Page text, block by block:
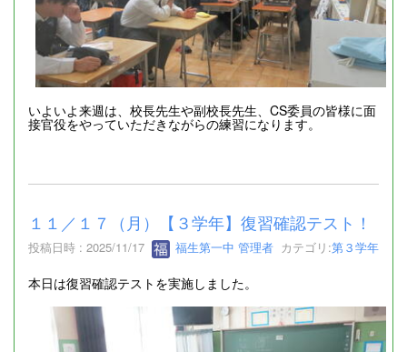
いよいよ来週は、校長先生や副校長先生、CS委員の皆様に面
接官役をやっていただきながらの練習になります。
１１／１７（月）【３学年】復習確認テスト！
投稿日時 : 2025/11/17 福生第一中 管理者 カテゴリ:第３学年
本日は復習確認テストを実施しました。